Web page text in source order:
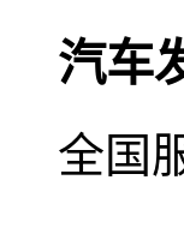
汽车
全国